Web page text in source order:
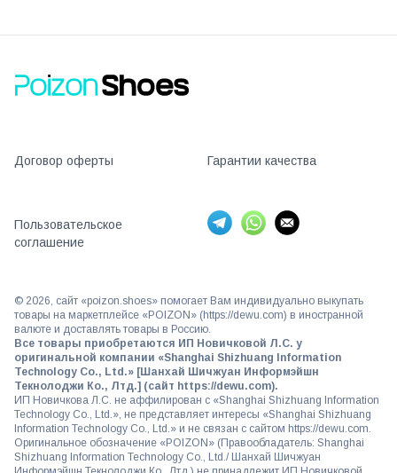
Договор оферты Гарантии качества
Пользовательское
соглашение
© 2026, сайт «poizon.shoes» помогает Вам индивидуально выкупать
товары на маркетплейсе «POIZON» (https://dewu.com) в иностранной
валюте и доставлять товары в Россию.
Все товары приобретаются ИП Новичковой Л.С. у
оригинальной компании «Shanghai Shizhuang Information
Technology Co., Ltd.» [Шанхай Шичжуан Информэйшн
Текнолоджи Ко., Лтд.] (сайт https://dewu.com).
ИП Новичкова Л.С. не аффилирован с «Shanghai Shizhuang Information
Technology Co., Ltd.», не представляет интересы «Shanghai Shizhuang
Information Technology Co., Ltd.» и не связан с сайтом https://dewu.com.
Оригинальное обозначение «POIZON» (Правообладатель: Shanghai
Shizhuang Information Technology Co., Ltd./ Шанхай Шичжуан